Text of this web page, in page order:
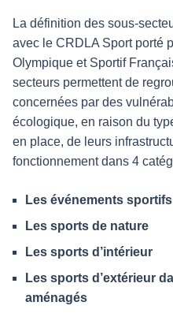
La définition des sous-
avec le CRDLA Sport porté
Olympique et Sportif
secteurs permettent de
concernées par des
écologique, en raison du
en place, de leurs
fonctionnement dans 4
Les événements sportifs
Les sports de nature
Les sports d’intérieur
Les sports d’extérieur
aménagés